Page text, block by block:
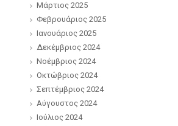
Μάρτιος 2025
Φεβρουάριος 2025
Ιανουάριος 2025
Δεκέμβριος 2024
Νοέμβριος 2024
Οκτώβριος 2024
Σεπτέμβριος 2024
Αύγουστος 2024
Ιούλιος 2024